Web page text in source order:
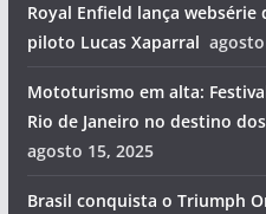
Royal Enfield lança
piloto Lucas Xaparral
Mototurismo em alta:
Rio de Janeiro no destino
agosto 15, 2025
Brasil conquista o Triumph